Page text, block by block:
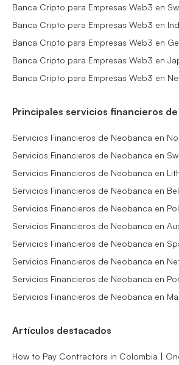
Banca Cripto para Empresas Web3 en
Banca Cripto para Empresas Web3 en
Banca Cripto para Empresas Web3 en
Banca Cripto para Empresas Web3 en
Banca Cripto para Empresas Web3 en
Principales servicios financieros
Servicios Financieros de Neobanca en
Servicios Financieros de Neobanca en
Servicios Financieros de Neobanca en
Servicios Financieros de Neobanca en
Servicios Financieros de Neobanca en
Servicios Financieros de Neobanca en
Servicios Financieros de Neobanca en
Servicios Financieros de Neobanca en
Servicios Financieros de Neobanca en
Servicios Financieros de Neobanca en
Artículos destacados
How to Pay Contractors in Colombia |